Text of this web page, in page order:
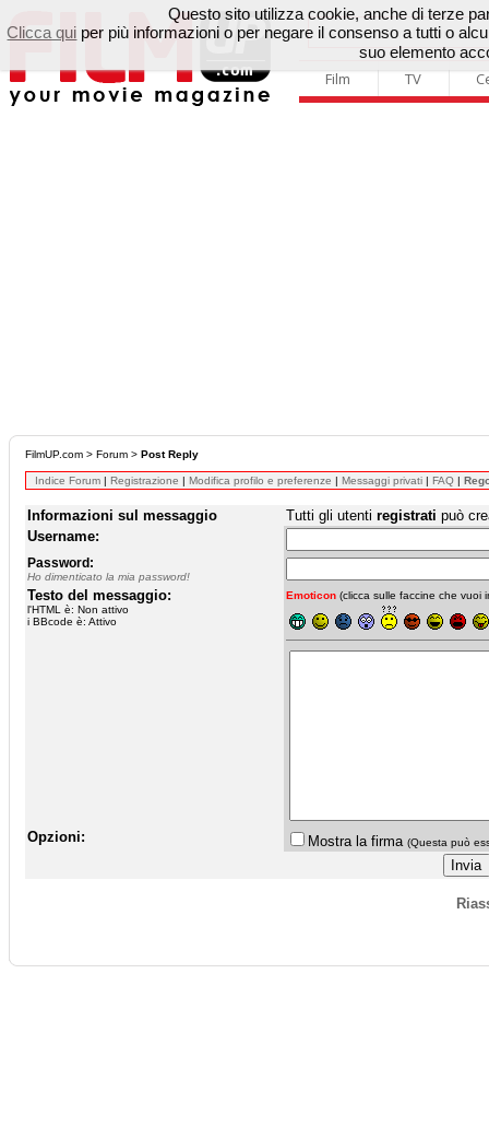
Film TV
FilmUP.com > Forum > Post Reply
Indice Forum | Registrazione | Modifica profilo e preferenze | Messaggi privati | FAQ |
Informazioni sul messaggio Tutti gli utenti registrati può
Username:
Password:
Ho dimenticato la mia password!
Testo del messaggio:
l'HTML è: Non attivo
i BBcode è: Attivo
Emoticon (clicca sulle faccine che vuoi
Opzioni: Mostra la firma (Questa può
Questo sito utilizza cookie, anche di terze
Clicca qui per più informazioni o per negare il consenso a tutti o
suo elemento